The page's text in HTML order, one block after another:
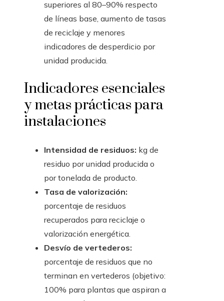
superiores al 80–90% respecto
de líneas base, aumento de tasas
de reciclaje y menores
indicadores de desperdicio por
unidad producida.
Indicadores esenciales
y metas prácticas para
instalaciones
Intensidad de residuos: kg de
residuo por unidad producida o
por tonelada de producto.
Tasa de valorización:
porcentaje de residuos
recuperados para reciclaje o
valorización energética.
Desvío de vertederos:
porcentaje de residuos que no
terminan en vertederos (objetivo:
100% para plantas que aspiran a